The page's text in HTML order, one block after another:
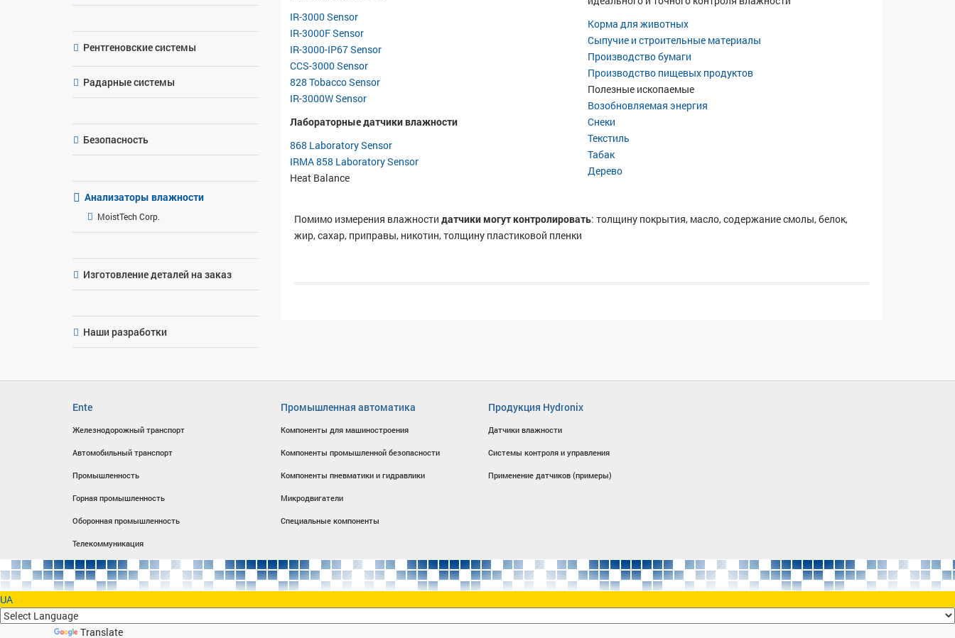
Рентгеновские системы
Радарные системы
Безопасность
Анализаторы влажности
MoistTech Corp.
Изготовление деталей на заказ
Наши разработки
IR-3000 Sensor
IR-3000F Sensor
IR-3000-IP67 Sensor
CCS-3000 Sensor
828 Tobacco Sensor
IR-3000W Sensor
Лабораторные датчики влажности
868 Laboratory Sensor
IRMA 858 Laboratory Sensor
Heat Balance
Корма для животных
Сыпучие и строительные материалы
Производство бумаги
Производство пищевых продуктов
Полезные ископаемые
Возобновляемая энергия
Снеки
Текстиль
Табак
Дерево
Помимо измерения влажности датчики могут контролировать: толщину покрытия, масло, содержание смолы, белок,
жир, сахар, приправы, никотин, толщину пластиковой пленки
Ente
Железнодорожный транспорт
Автомобильный транспорт
Промышленность
Горная промышленность
Оборонная промышленность
Телекоммуникация
Промышленная автоматика
Компоненты для машиностроения
Компоненты промышленной безопасности
Компоненты пневматики и гидравлики
Микродвигатели
Специальные компоненты
Продукция Hydronix
Датчики влажности
Системы контроля и управления
Применение датчиков (примеры)
UA
Translate